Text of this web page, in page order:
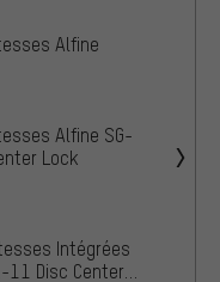
Alfine
Alfine SG-
Lock
Intégrées
11 Disc Center